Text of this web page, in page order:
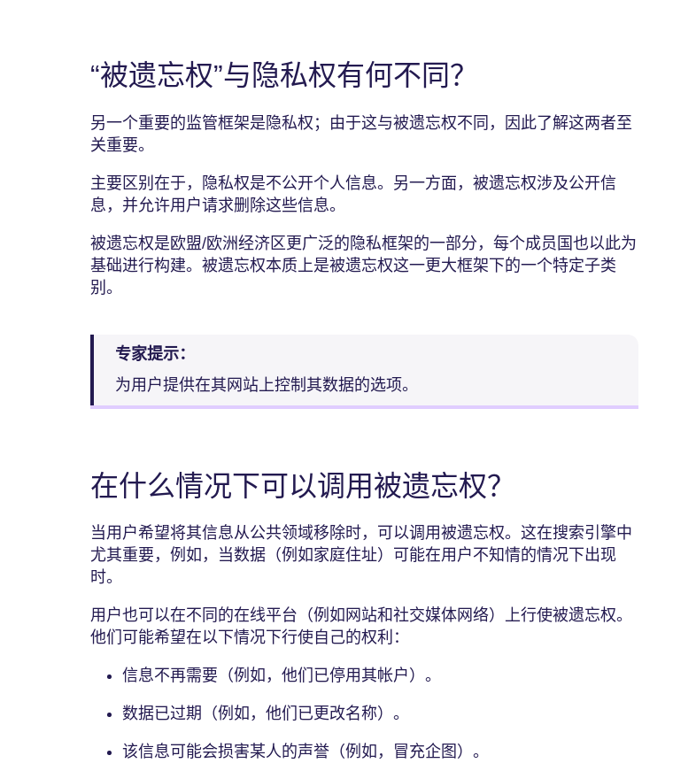
“被遗忘权”与隐私权有何不同？
另一个重要的监管框架是隐私权；由于这与被遗忘权不同，因此了解这两者至
关重要。
主要区别在于，隐私权是不公开个人信息。另一方面，被遗忘权涉及公开信
息，并允许用户请求删除这些信息。
被遗忘权是欧盟/欧洲经济区更广泛的隐私框架的一部分，每个成员国也以此为
基础进行构建。被遗忘权本质上是被遗忘权这一更大框架下的一个特定子类
别。
专家提示：
为用户提供在其网站上控制其数据的选项。
在什么情况下可以调用被遗忘权？
当用户希望将其信息从公共领域移除时，可以调用被遗忘权。这在搜索引擎中
尤其重要，例如，当数据（例如家庭住址）可能在用户不知情的情况下出现
时。
用户也可以在不同的在线平台（例如网站和社交媒体网络）上行使被遗忘权。
他们可能希望在以下情况下行使自己的权利：
信息不再需要（例如，他们已停用其帐户）。
数据已过期（例如，他们已更改名称）。
该信息可能会损害某人的声誉（例如，冒充企图）。